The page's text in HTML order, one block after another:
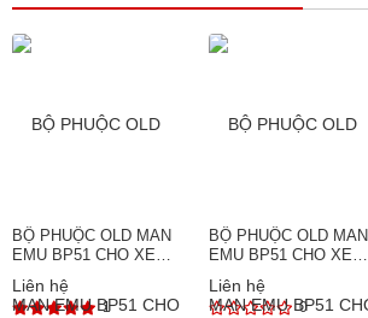
BỘ PHUỘC OLD MAN
EMU BP51 CHO XE
(2005-2015)
Liên hệ
1
BỘ PHUỘC OLD MAN
EMU BP51 CHO XE
(2015+)
Liên hệ
0